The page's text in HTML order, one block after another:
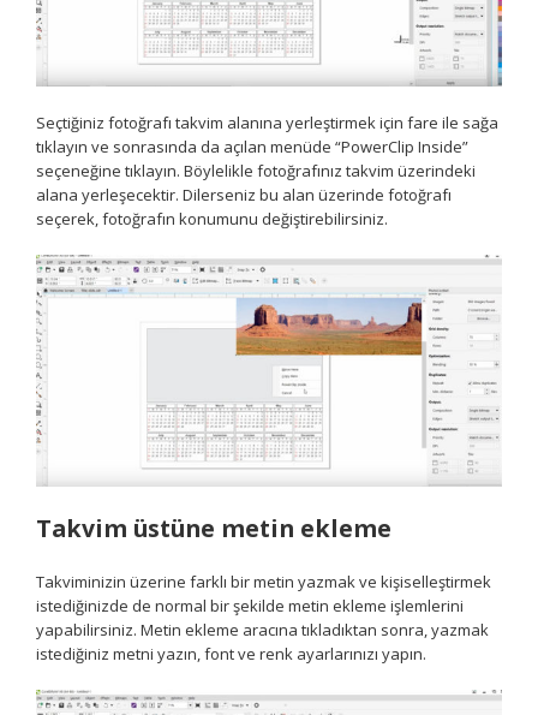
Seçtiğiniz fotoğrafı takvim alanına yerleştirmek için fare ile sağa
tıklayın ve sonrasında da açılan menüde “PowerClip Inside”
seçeneğine tıklayın. Böylelikle fotoğrafınız takvim üzerindeki
alana yerleşecektir. Dilerseniz bu alan üzerinde fotoğrafı
seçerek, fotoğrafın konumunu değiştirebilirsiniz.
Takvim üstüne metin ekleme
Takviminizin üzerine farklı bir metin yazmak ve kişiselleştirmek
istediğinizde de normal bir şekilde metin ekleme işlemlerini
yapabilirsiniz. Metin ekleme aracına tıkladıktan sonra, yazmak
istediğiniz metni yazın, font ve renk ayarlarınızı yapın.